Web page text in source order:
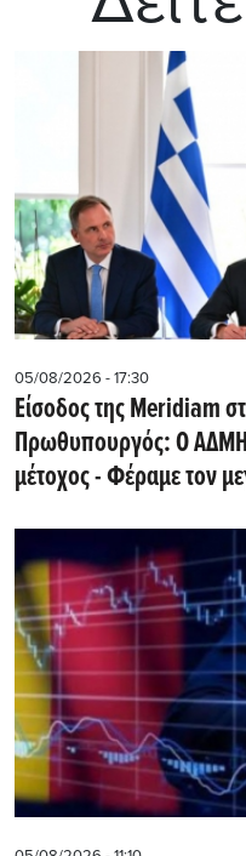
05/08/2026 - 17:30
Eίσοδος της Meridiam
Πρωθυπουργός: Ο
μέτοχος - Φέραμε τον